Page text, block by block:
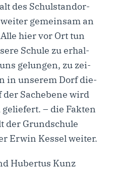
des Schul­stand­or­
gemein­sam an
hier vor Ort tun
Schu­le zu erhal­
gelun­gen, zu zei­
in unse­rem Dorf die­
der Sach­ebe­ne wird
– die Fak­ten
der Grund­schu­le
Erwin Kes­sel weiter.
Huber­tus Kunz